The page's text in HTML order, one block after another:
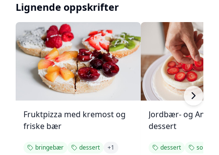
Lignende oppskrifter
Fruktpizza med kremost og
friske bær
bringebær dessert +1
Jordbær- og Angel
dessert
dessert sommer